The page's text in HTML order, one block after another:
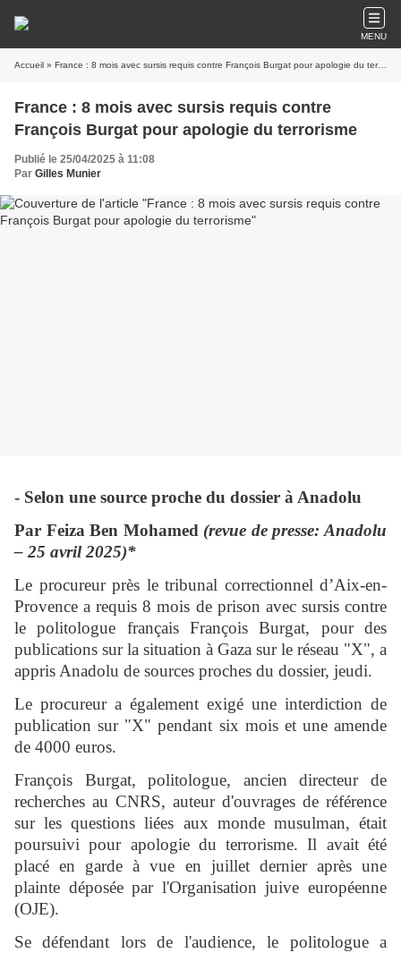
MENU
Accueil » France : 8 mois avec sursis requis contre François Burgat pour apologie du terrorisme
France : 8 mois avec sursis requis contre
François Burgat pour apologie du terrorisme
Publié le 25/04/2025 à 11:08
Par Gilles Munier
- Selon une source proche du dossier à Anadolu
Par Feiza Ben Mohamed (revue de presse: Anadolu
– 25 avril 2025)*
Le procureur près le tribunal correctionnel d’Aix-en-
Provence a requis 8 mois de prison avec sursis contre
le politologue français François Burgat, pour des
publications sur la situation à Gaza sur le réseau "X", a
appris Anadolu de sources proches du dossier, jeudi.
Le procureur a également exigé une interdiction de
publication sur "X" pendant six mois et une amende
de 4000 euros.
François Burgat, politologue, ancien directeur de
recherches au CNRS, auteur d'ouvrages de référence
sur les questions liées aux monde musulman, était
poursuivi pour apologie du terrorisme. Il avait été
placé en garde à vue en juillet dernier après une
plainte déposée par l'Organisation juive européenne
(OJE).
Se défendant lors de l'audience, le politologue a